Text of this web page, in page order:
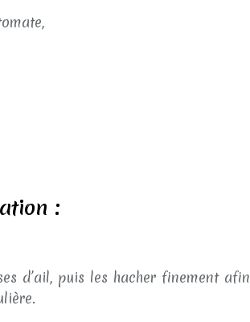
:
d’ail, puis les hacher finement afin